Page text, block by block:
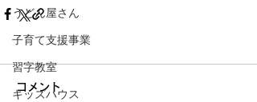
うどん屋さん
子育て支援事業
習字教室
キッズハウス
コメント